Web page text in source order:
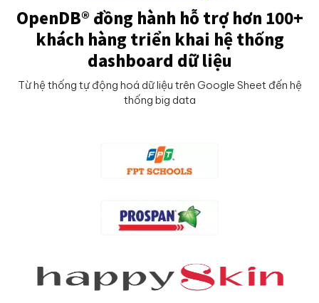
OpenDB® đồng hành hỗ trợ hơn 100+
khách hàng triển khai hệ thống
dashboard dữ liệu
Từ hệ thống tự động hoá dữ liệu trên Google Sheet đến hệ
thống big data